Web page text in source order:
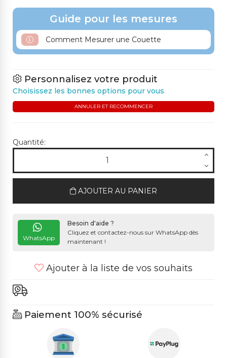
Guide pour les mesures
Comment Mesurer une Couette
Personnalisez votre produit
Choisissez les bonnes options pour vous
ANNULER ET RECOMMENCER
Quantité:
AJOUTER AU PANIER
WhatsApp
Besoin d'aide ?
Cliquez et contactez-nous sur WhatsApp dès
maintenant !
Ajouter à la liste de vos souhaits
Paiement 100% sécurisé